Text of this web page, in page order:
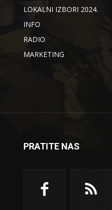
LOKALNI IZBORI 2024.
INFO
RADIO
MARKETING
PRATITE NAS